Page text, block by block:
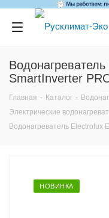
SmartInverter
Главная - Каталог -
Электрические
Водонагреватель Electrolux
НОВИНКА